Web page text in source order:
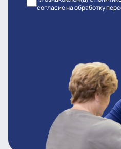
согласие на обработку